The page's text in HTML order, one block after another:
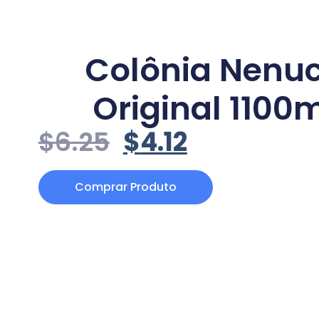
Colônia
Original
$6.25 $4.12
Comprar Produto